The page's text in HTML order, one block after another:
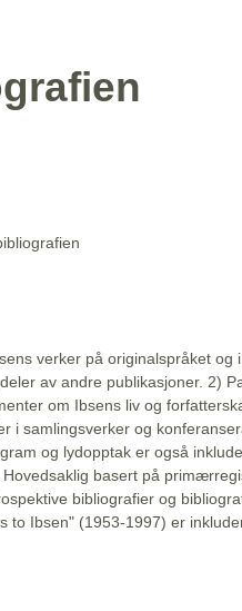
verker på originalspråket og
av andre publikasjoner. 2)
om Ibsens liv og
i samlingsverker og
og lydopptak er også
basert på
bibliografier og
to Ibsen" (1953-1997) er